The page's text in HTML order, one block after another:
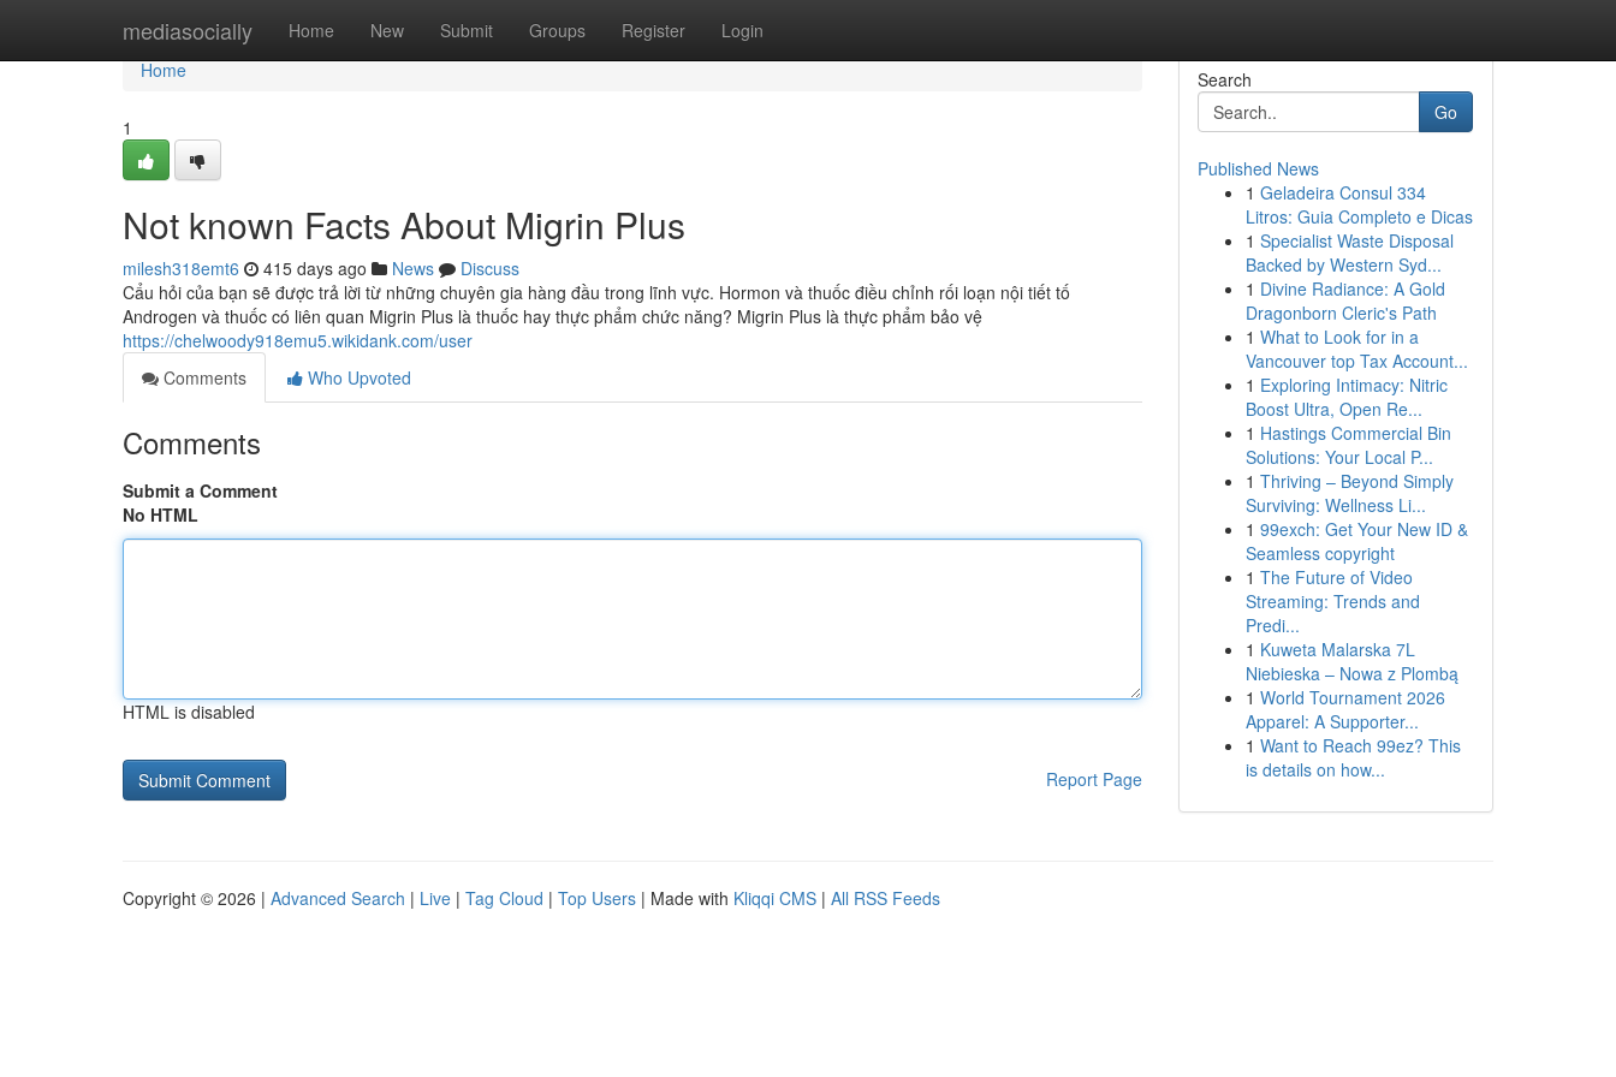
mediasocially Home New Submit Groups Register Login
Home
Home
1
Not known Facts About Migrin Plus
milesh318emt6 415 days ago News
Discuss
Cẩu hỏi của bạn sẽ được trả lời từ những chuyên gia hàng đầu trong lĩnh vực. Hormon và thuốc điều chỉnh rối loạn nội tiết tố
Androgen và thuốc có liên quan Migrin Plus là thuốc hay thực phẩm chức năng? Migrin Plus là thực phẩm bảo vệ
https://chelwoody918emu5.wikidank.com/user
Comments
Who Upvoted
Comments
Submit a Comment
No HTML
HTML is disabled
Report Page
Search
Go
Published News
1 Geladeira Consul 334
Litros: Guia Completo e Dicas
1 Specialist Waste Disposal
Backed by Western Syd...
1 Divine Radiance: A Gold
Dragonborn Cleric's Path
1 What to Look for in a
Vancouver top Tax Account...
1 Exploring Intimacy: Nitric
Boost Ultra, Open Re...
1 Hastings Commercial Bin
Solutions: Your Local P...
1 Thriving – Beyond Simply
Surviving: Wellness Li...
1 99exch: Get Your New ID &
Seamless copyright
1 The Future of Video
Streaming: Trends and
Predi...
1 Kuweta Malarska 7L
Niebieska – Nowa z Plombą
1 World Tournament 2026
Apparel: A Supporter...
1 Want to Reach 99ez? This
is details on how...
Copyright © 2026 | Advanced Search | Live | Tag Cloud | Top Users | Made with Kliqqi CMS | All RSS Feeds